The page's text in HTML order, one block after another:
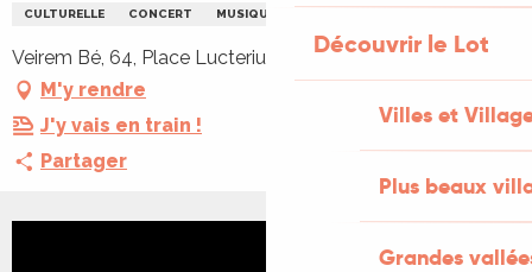
Découvrir le Lot
Villes et
Plus beaux
Grandes
CULTURELLE CONCERT MUSIQUE
Veirem Bé, 64, Place Lucterius, 46110 Vayrac
M'y rendre
J'y vais en train !
Partager